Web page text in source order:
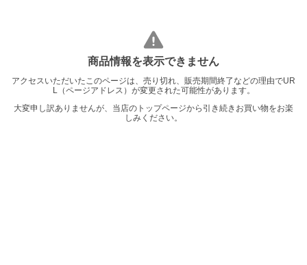
商品情報を表示できません
アクセスいただいたこのページは、売り切れ、販売期間終了などの理由でUR
L（ページアドレス）が変更された可能性があります。
大変申し訳ありませんが、当店のトップページから引き続きお買い物をお楽
しみください。